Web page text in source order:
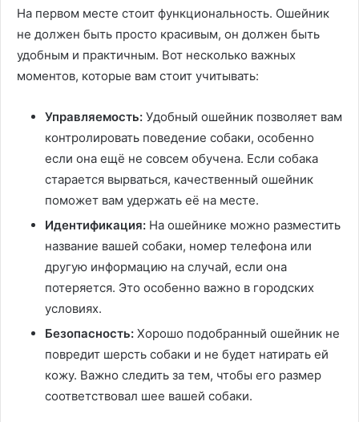
На первом месте стоит функциональность. Ошейник
не должен быть просто красивым, он должен быть
удобным и практичным. Вот несколько важных
моментов, которые вам стоит учитывать:
Управляемость: Удобный ошейник позволяет вам
контролировать поведение собаки, особенно
если она ещё не совсем обучена. Если собака
старается вырваться, качественный ошейник
поможет вам удержать её на месте.
Идентификация: На ошейнике можно разместить
название вашей собаки, номер телефона или
другую информацию на случай, если она
потеряется. Это особенно важно в городских
условиях.
Безопасность: Хорошо подобранный ошейник не
повредит шерсть собаки и не будет натирать ей
кожу. Важно следить за тем, чтобы его размер
соответствовал шее вашей собаки.